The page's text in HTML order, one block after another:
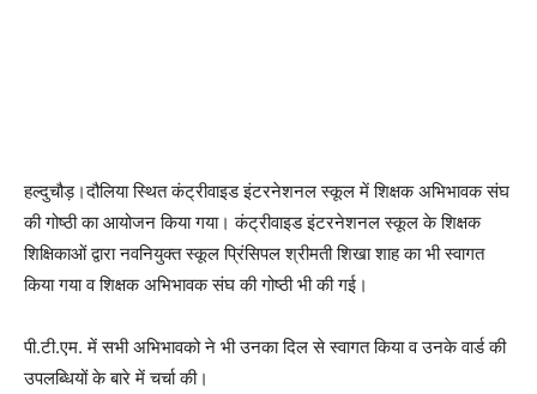
हल्दुचौड़।दौलिया स्थित कंट्रीवाइड इंटरनेशनल स्कूल में शिक्षक अभिभावक संघ
की गोष्ठी का आयोजन किया गया। कंट्रीवाइड इंटरनेशनल स्कूल के शिक्षक
शिक्षिकाओं द्वारा नवनियुक्त स्कूल प्रिंसिपल श्रीमती शिखा शाह का भी स्वागत
किया गया व शिक्षक अभिभावक संघ की गोष्ठी भी की गई।
पी.टी.एम. में सभी अभिभावको ने भी उनका दिल से स्वागत किया व उनके वार्ड की
उपलब्धियों के बारे में चर्चा की।